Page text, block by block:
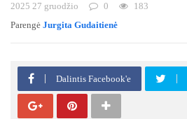
2025 27 gruodžio 0
183
Parengė Jurgita Gudaitienė
Dalintis Facebook'e